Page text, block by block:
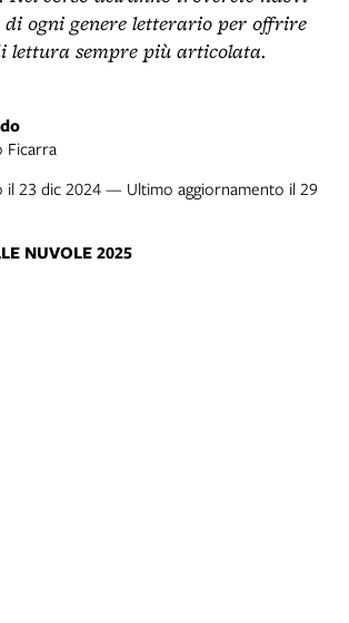
NUVOLE 2025
ogni genere letterario per offrire
lettura sempre più articolata.
Ficarra
il 23 dic 2024 — Ultimo aggiornamento il 29